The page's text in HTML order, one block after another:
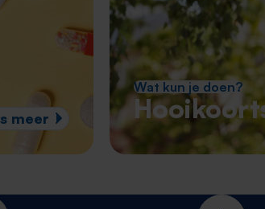
meer
Wat kun je doen?